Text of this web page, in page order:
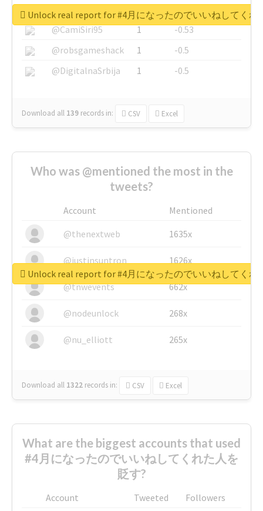
@SkateChart
1
-0.6
@CamiSiri95
1
-0.53
@robsgameshack
1
-0.5
@DigitalnaSrbija
1 -0.5
Download all 139 records in: CSV Excel
Unlock real report for #4月になったのでいいねしてくれ
Who was @mentioned the most in the
tweets?
Account
Mentioned
@thenextweb
1635x
@justinsuntron 1626x
@tnwevents 662x
@nodeunlock 268x
@nu_elliott 265x
Download all 1322 records in: CSV Excel
Unlock real report for #4月になったのでいいねしてくれ
What are the biggest accounts that used
#4月になったのでいいねしてくれた人を
貶す?
Account Tweeted
Followers